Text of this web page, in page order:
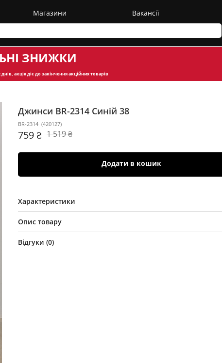
Магазини Вакансії
ЗНИЖКИ
акція діє до закінчення акційних товарів
Джинси BR-2314 Синій 38
BR-2314 (420127)
759 ₴ 1 519 ₴
Додати в кошик
Характеристики
Опис товару
Відгуки (0)